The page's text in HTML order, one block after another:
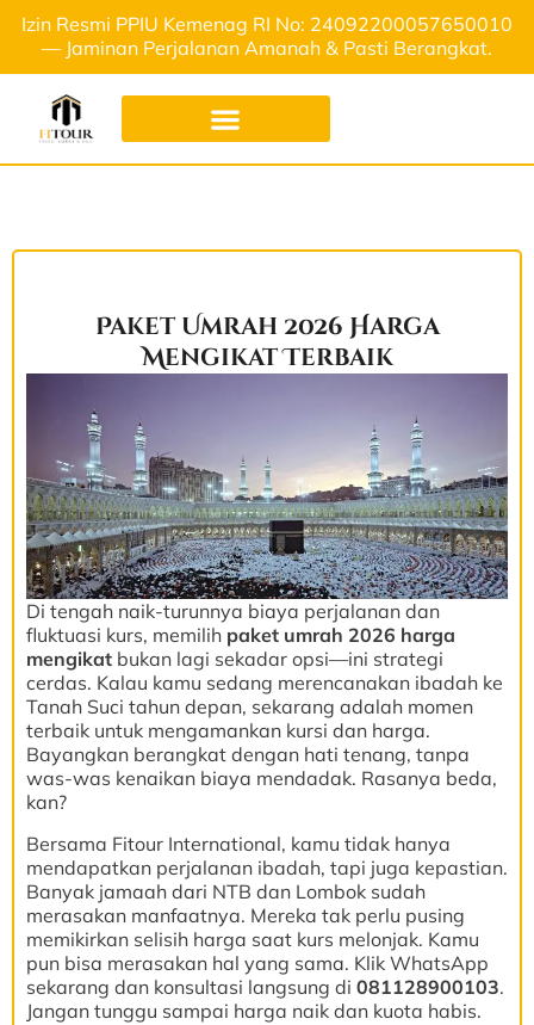
Izin Resmi PPIU Kemenag RI No: 24092200057650010
— Jaminan Perjalanan Amanah & Pasti Berangkat.
Paket Umrah 2026 Harga
Mengikat Terbaik
Di tengah naik-turunnya biaya perjalanan dan
fluktuasi kurs, memilih paket umrah 2026 harga
mengikat bukan lagi sekadar opsi—ini strategi
cerdas. Kalau kamu sedang merencanakan ibadah ke
Tanah Suci tahun depan, sekarang adalah momen
terbaik untuk mengamankan kursi dan harga.
Bayangkan berangkat dengan hati tenang, tanpa
was-was kenaikan biaya mendadak. Rasanya beda,
kan?
Bersama Fitour International, kamu tidak hanya
mendapatkan perjalanan ibadah, tapi juga kepastian.
Banyak jamaah dari NTB dan Lombok sudah
merasakan manfaatnya. Mereka tak perlu pusing
memikirkan selisih harga saat kurs melonjak. Kamu
pun bisa merasakan hal yang sama. Klik WhatsApp
sekarang dan konsultasi langsung di 081128900103.
Jangan tunggu sampai harga naik dan kuota habis.